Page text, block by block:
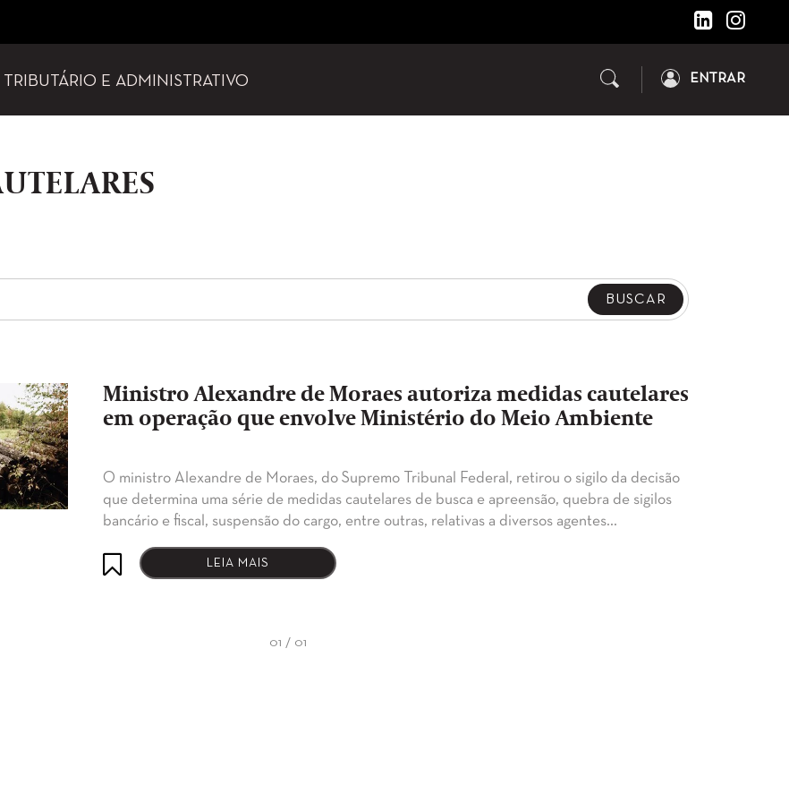
E ADMINISTRATIVO ENTRAR
Ministro Alexandre de Moraes autoriza medidas cautelares
em operação que envolve Ministério do Meio Ambiente
O ministro Alexandre de Moraes, do Supremo Tribunal Federal, retirou o sigilo da decisão
que determina uma série de medidas cautelares de busca e apreensão, quebra de sigilos
bancário e fiscal, suspensão do cargo, entre outras, relativas a diversos agentes…
LEIA MAIS
01 / 01